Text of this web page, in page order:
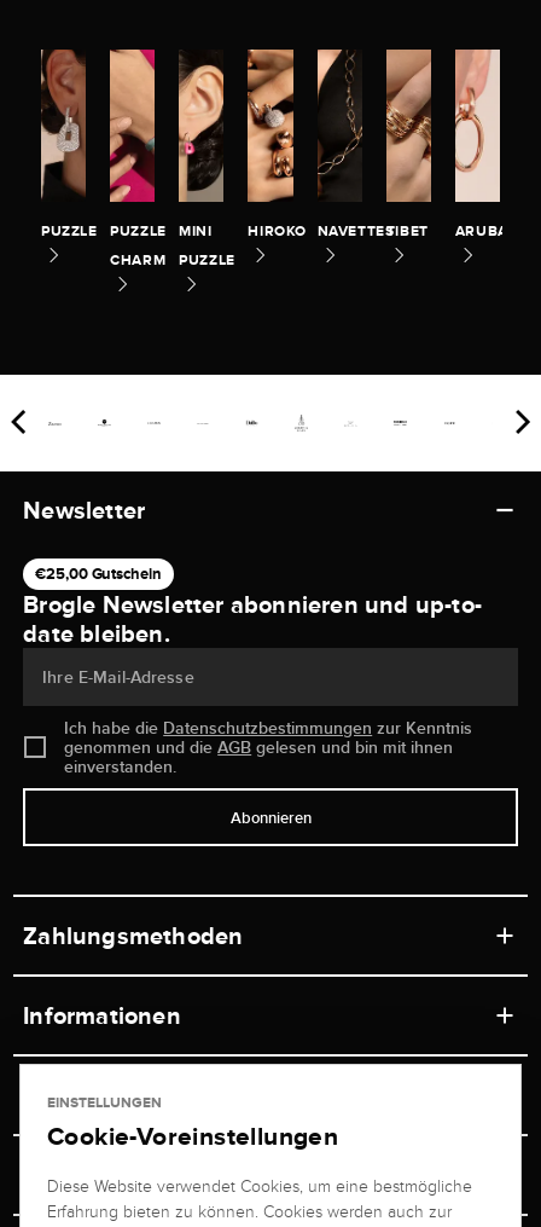
PUZZLE
PUZZLE
CHARM
MINI
PUZZLE
HIROKO NAVETTESTIBET ARUBA
Newsletter
€25,00 Gutschein
Brogle Newsletter abonnieren und up-to-
date bleiben.
Ihre E-Mail-Adresse
Ich habe die Datenschutzbestimmungen zur Kenntnis
genommen und dieAGB gelesen und bin mit ihnen
einverstanden.
Abonnieren
Zahlungsmethoden
Informationen
Ladengeschäft
Versand & Zahlung
Service
Newsletterabmeldung
Juwelier Brogle
EINSTELLUNGEN
Cookie-Voreinstellungen
Diese Website verwendet Cookies, um eine bestmögliche
Erfahrung bieten zu können. Cookies werden auch zur